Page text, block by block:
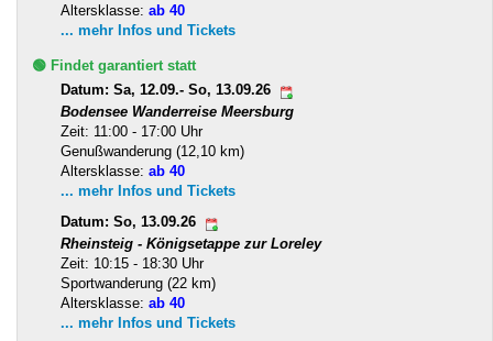
Altersklasse: ab 40
... mehr Infos und Tickets
🟢 Findet garantiert statt
Datum: Sa, 12.09.- So, 13.09.26
Bodensee Wanderreise Meersburg
Zeit: 11:00 - 17:00 Uhr
Genußwanderung (12,10 km)
Altersklasse: ab 40
... mehr Infos und Tickets
Datum: So, 13.09.26
Rheinsteig - Königsetappe zur Loreley
Zeit: 10:15 - 18:30 Uhr
Sportwanderung (22 km)
Altersklasse: ab 40
... mehr Infos und Tickets